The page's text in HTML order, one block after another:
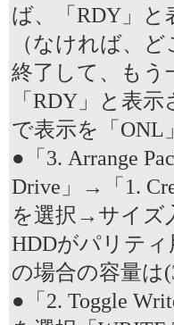
ば、「RDY」
（なければ、
終了して、もう
「RDY」と表
で表示を「ONL
●「3. Arrange
Drive」→「1.
を選択→サイズ
HDDがパリテ
の場合の容量は
●「2. Toggle